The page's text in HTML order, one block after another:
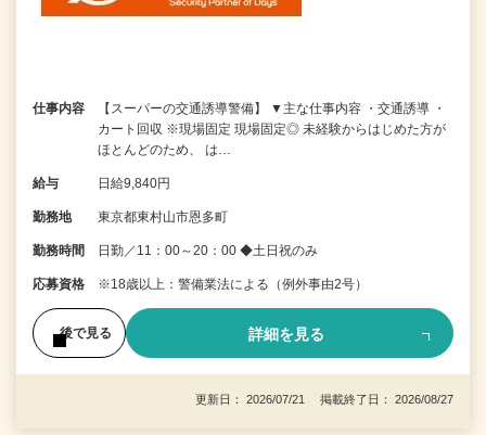
仕事内容
【スーパーの交通誘導警備】 ▼主な仕事内容 ・交通誘導 ・
カート回収 ※現場固定 現場固定◎ 未経験からはじめた方が
ほとんどのため、 は…
給与 日給9,840円
勤務地 東京都東村山市恩多町
勤務時間 日勤／11：00～20：00 ◆土日祝のみ
応募資格 ※18歳以上：警備業法による（例外事由2号）
後で見る 詳細を見る
更新日： 2026/07/21 掲載終了日： 2026/08/27